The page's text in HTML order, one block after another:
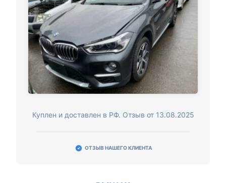
Куплен и доставлен в РФ. Отзыв от 13.08.2025
ОТЗЫВ НАШЕГО КЛИЕНТА